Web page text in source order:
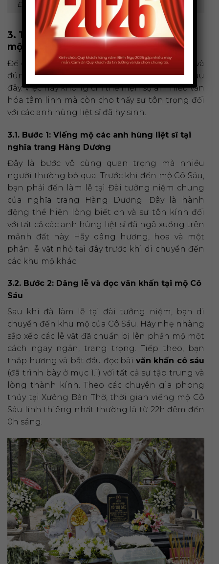
Đi lễ cô Sáu cần chuẩn bị lễ vật chu đáo, tươm tất.
3. Trình tự và thủ tục hành lễ khi viếng
mộ Cô Sáu tại Côn Đảo
Để chuyến đi viếng mộ cô sáu được trọn vẹn và
đúng trình tự, bạn nên tuân thủ các bước sau
đây. Việc này không chỉ thể hiện sự am hiểu văn
hóa tâm linh mà còn cho thấy sự tôn trọng đối
với các anh hùng liệt sĩ đã hy sinh.
3.1. Bước 1: Viếng mộ các anh hùng liệt sĩ tại
nghĩa trang Hàng Dương
Đây là bước vô cùng quan trọng mà nhiều
người thường bỏ qua. Trước khi đến mộ Cô Sáu,
bạn phải đến làm lễ tại Đài tưởng niệm chung
của nghĩa trang Hàng Dương. Đây là hành
động thể hiện lòng biết ơn và sự tôn kính đối
với tất cả các anh hùng liệt sĩ đã ngã xuống trên
mảnh đất này. Hãy dâng hương, hoa và một
phần lễ vật nhỏ tại đây trước khi di chuyển đến
các khu mộ khác.
3.2. Bước 2: Dâng lễ và đọc văn khấn tại mộ Cô
Sáu
Sau khi đã làm lễ tại đài tưởng niệm, bạn di
chuyển đến khu mộ của Cô Sáu. Hãy nhẹ nhàng
sắp xếp các lễ vật đã chuẩn bị lên phần mộ một
cách ngay ngắn, trang trọng. Tiếp theo, bạn
thắp hương và bắt đầu đọc bài văn khấn cô sáu
(đã trình bày ở mục 1.1) với tất cả sự tập trung và
lòng thành kính. Theo các chuyên gia phong
thủy tại Xưởng Bàn Thờ, thời gian viếng mộ Cô
Sáu linh thiêng nhất thường là từ 22h đêm đến
0h sáng.